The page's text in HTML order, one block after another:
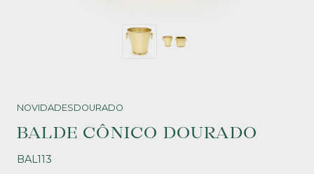
NOVIDADESDOURADO
BALDE CÔNICO DOURADO
BAL113